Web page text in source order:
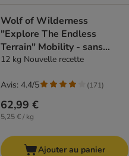
Wolf of Wilderness
"Explore The Endless
Terrain" Mobility - sans
céréales
12 kg Nouvelle recette
62,99 €
5,25 € / kg
Avis: 4.4/5 (171)
Ajouter au panier